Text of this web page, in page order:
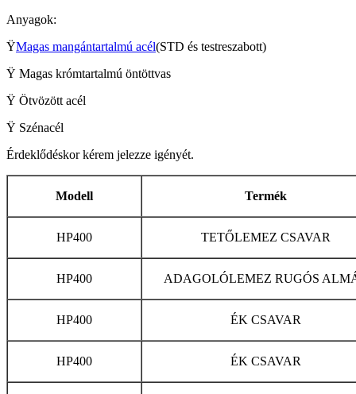
Anyagok:
ŸMagas mangántartalmú acél(STD és testreszabott)
Ÿ Magas krómtartalmú öntöttvas
Ÿ Ötvözött acél
Ÿ Szénacél
Érdeklődéskor kérem jelezze igényét.
Modell Termék
HP400 TETŐLEMEZ CSAVAR
HP400 ADAGOLÓLEMEZ RUGÓS
HP400 ÉK CSAVAR
HP400 ÉK CSAVAR